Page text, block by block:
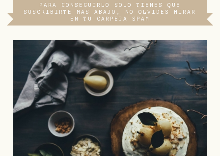
PARA CONSEGUIRLO SOLO TIENES QUE
SUSCRIBIRTE MÁS ABAJO, NO OLVIDES MIRAR
EN TU CARPETA SPAM